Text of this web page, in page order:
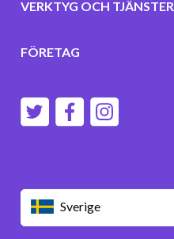
Sverige
VERKTYG OCH TJÄNSTER
FÖRETAG